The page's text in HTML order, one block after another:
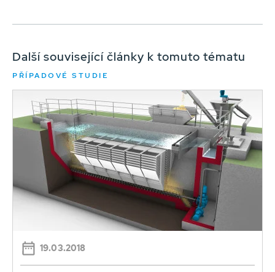
Další související články k tomuto tématu
PŘÍPADOVÉ STUDIE
19.03.2018